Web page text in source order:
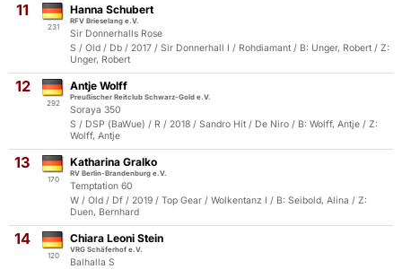
11
231
Hanna Schubert
RFV Brieselang e.V.
Sir Donnerhalls Rose
S / Old / Db / 2017 / Sir Donnerhall I / Rohdiamant / B: Unger, Robert / Z:
Unger, Robert
12
292
Antje Wolff
Preußischer Reitclub Schwarz-Gold e.V.
Soraya 350
S / DSP (BaWue) / R / 2018 / Sandro Hit / De Niro / B: Wolff, Antje / Z:
Wolff, Antje
13
170
Katharina Gralko
RV Berlin-Brandenburg e.V.
Temptation 60
W / Old / Df / 2019 / Top Gear / Wolkentanz I / B: Seibold, Alina / Z:
Duen, Bernhard
14
120
Chiara Leoni Stein
VRG Schäferhof e.V.
Balhalla S